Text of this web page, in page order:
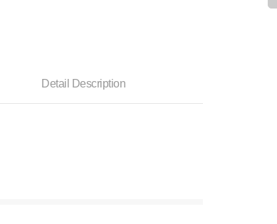
Detail Description